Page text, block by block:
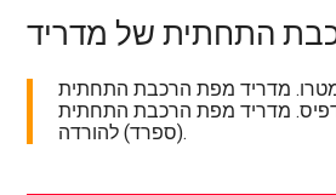
התחתית של מדריד
מדריד מפת הרכבת התחתית
מדריד מפת הרכבת התחתית
(ספרד) להורדה.